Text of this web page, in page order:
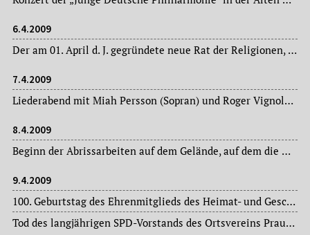
6.4.2009
Der am 01. April d. J. gegründete neue Rat der Religionen, ein Zusammenschluss aus neun verschiedenen Religionsgemeinschaften, wird der Öffentlichkeit vorgestellt.
7.4.2009
Liederabend mit Miah Persson (Sopran) und Roger Vignoles (Klavier) in der Oper Frankfurt.
8.4.2009
Beginn der Abrissarbeiten auf dem Gelände, auf dem die Hazrat-Fatima-Gemeinde in Hausen ihre neue Moschee errichten wird.
9.4.2009
100. Geburtstag des Ehrenmitglieds des Heimat- und Geschichtsvereins Nied, Martin Anders (1909-2007). Ihm zu Ehren eröffnet das Heimatmuseum Nied am 16. Mai d. J. eine Gedenkausstellung.
Tod des langjährigen SPD-Vorstands des Ortsvereins Praunheim Rudolf „Rudi“ Gesell (1932-2009), genannt „Bürgermeister von Praunheim“, im Alter von 76 Jahren.